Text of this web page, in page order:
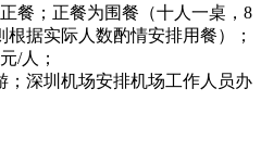
餐；正餐为围餐（十人一桌，8
据实际人数酌情安排用餐）；
/人；
；深圳机场安排机场工作人员办